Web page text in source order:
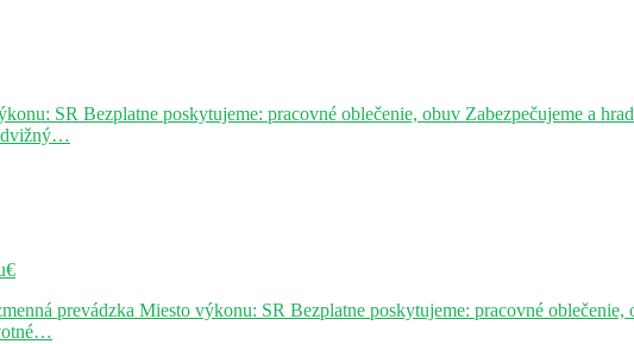
SR Bezplatne poskytujeme: pracovné oblečenie, obuv Zabezpečujeme a
prevádzka Miesto výkonu: SR Bezplatne poskytujeme: pracovné